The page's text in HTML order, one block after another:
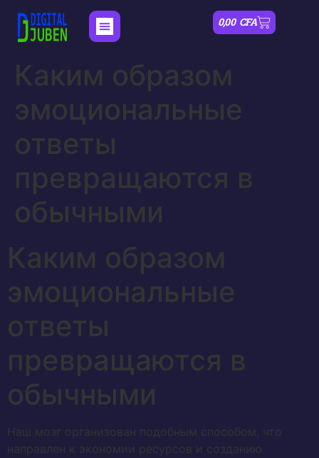
0,00 CFA
Каким образом
эмоциональные
ответы
превращаются в
обычными
Каким образом
эмоциональные
ответы
превращаются в
обычными
Наш мозг организован подобным способом, что
направлен к экономии ресурсов и созданию